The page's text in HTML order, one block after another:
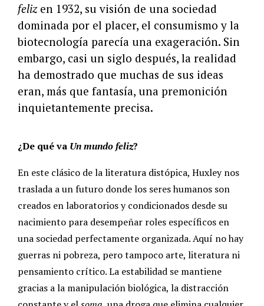
felizen 1932, su visión de una sociedad
dominada por el placer, el consumismo y la
biotecnología parecía una exageración. Sin
embargo, casi un siglo después, la realidad
ha demostrado que muchas de sus ideas
eran, más que fantasía, una premonición
inquietantemente precisa.
¿De qué va Un mundo feliz?
En este clásico de la literatura distópica, Huxley nos
traslada a un futuro donde los seres humanos son
creados en laboratorios y condicionados desde su
nacimiento para desempeñar roles específicos en
una sociedad perfectamente organizada. Aquí no hay
guerras ni pobreza, pero tampoco arte, literatura ni
pensamiento crítico. La estabilidad se mantiene
gracias a la manipulación biológica, la distracción